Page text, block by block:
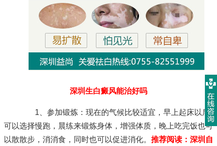
深圳生白癜风能治好吗
1、参加锻炼：现在的气候比较适宜，早上起床以后
可以选择慢跑，晨练来锻炼身体，增强体质，晚上吃完饭也可
以散散步，消消食，同时也可以促进消化。 推荐阅读： 深圳自